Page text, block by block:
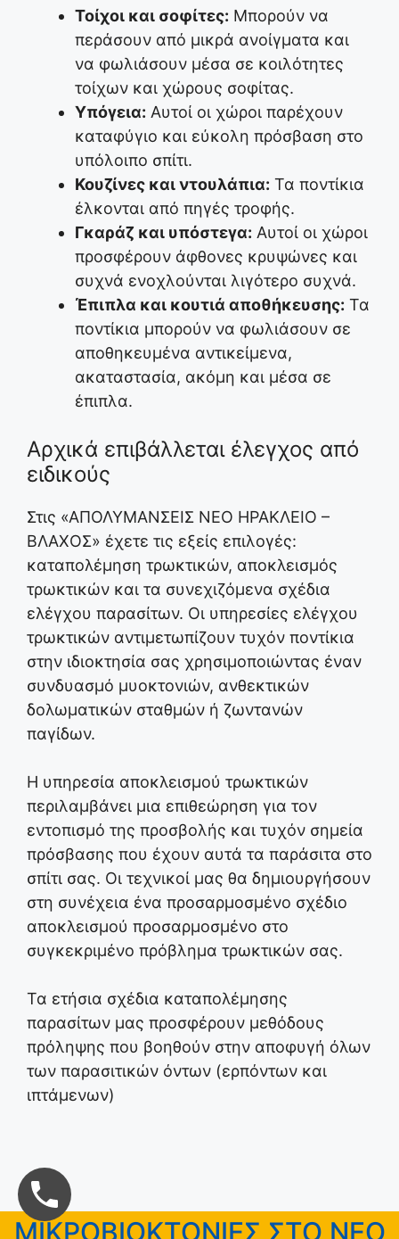
Τοίχοι και σοφίτες: Μπορούν να
περάσουν από μικρά ανοίγματα και
να φωλιάσουν μέσα σε κοιλότητες
τοίχων και χώρους σοφίτας.
Υπόγεια: Αυτοί οι χώροι παρέχουν
καταφύγιο και εύκολη πρόσβαση στο
υπόλοιπο σπίτι.
Κουζίνες και ντουλάπια: Τα ποντίκια
έλκονται από πηγές τροφής.
Γκαράζ και υπόστεγα: Αυτοί οι χώροι
προσφέρουν άφθονες κρυψώνες και
συχνά ενοχλούνται λιγότερο συχνά.
Έπιπλα και κουτιά αποθήκευσης: Τα
ποντίκια μπορούν να φωλιάσουν σε
αποθηκευμένα αντικείμενα,
ακαταστασία, ακόμη και μέσα σε
έπιπλα.
Αρχικά επιβάλλεται έλεγχος από
ειδικούς
Στις «ΑΠΟΛΥΜΑΝΣΕΙΣ ΝΕΟ ΗΡΑΚΛΕΙΟ –
ΒΛΑΧΟΣ» έχετε τις εξείς επιλογές:
καταπολέμηση τρωκτικών, αποκλεισμός
τρωκτικών και τα συνεχιζόμενα σχέδια
ελέγχου παρασίτων. Οι υπηρεσίες ελέγχου
τρωκτικών αντιμετωπίζουν τυχόν ποντίκια
στην ιδιοκτησία σας χρησιμοποιώντας έναν
συνδυασμό μυοκτονιών, ανθεκτικών
δολωματικών σταθμών ή ζωντανών
παγίδων.
Η υπηρεσία αποκλεισμού τρωκτικών
περιλαμβάνει μια επιθεώρηση για τον
εντοπισμό της προσβολής και τυχόν σημεία
πρόσβασης που έχουν αυτά τα παράσιτα στο
σπίτι σας. Οι τεχνικοί μας θα δημιουργήσουν
στη συνέχεια ένα προσαρμοσμένο σχέδιο
αποκλεισμού προσαρμοσμένο στο
συγκεκριμένο πρόβλημα τρωκτικών σας.
Τα ετήσια σχέδια καταπολέμησης
παρασίτων μας προσφέρουν μεθόδους
πρόληψης που βοηθούν στην αποφυγή όλων
των παρασιτικών όντων (ερπόντων και
ιπτάμενων)
ΜΙΚΡΟΒΙΟΚΤΟΝΙΕΣ ΣΤΟ ΝΕΟ